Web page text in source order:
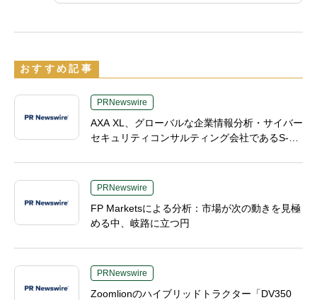
おすすめ記事
PRNewswire
AXA XL、グローバルな企業情報分析・サイバー
セキュリティコンサルティング会社であるS-R
PRNewswire
FP Marketsによる分析：市場が次の動きを見極
める中、岐路に立つ円
PRNewswire
Zoomlionのハイブリッドトラクター「DV350